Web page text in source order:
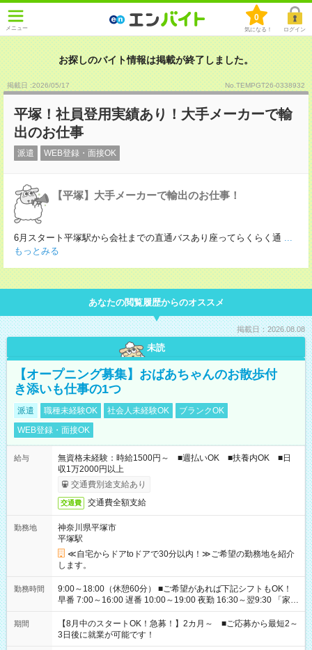
メニュー
0
気になる！ ログイン
お探しのバイト情報は掲載が終了しました。
掲載日 :2026/05/17 No.TEMPGT26-0338932
平塚！社員登用実績あり！大手メーカーで輸
出のお仕事
派遣 WEB登録・面接OK
【平塚】大手メーカーで輸出のお仕事！
6月スタート平塚駅から会社までの直通バスあり座ってらくらく通 ...
もっとみる
あなたの閲覧履歴からのオススメ
掲載日：2026.08.08
未読
【オープニング募集】おばあちゃんのお散歩付
き添いも仕事の1つ
派遣 職種未経験OK 社会人未経験OK
ブランクOK
WEB登録・面接OK
給与
無資格未経験：時給1500円～ ■週払いOK ■扶養内OK ■日
収1万2000円以上
交通費別途支給あり
交通費 交通費全額支給
勤務地
神奈川県平塚市
平塚駅
≪自宅からドアtoドアで30分以内！≫ご希望の勤務地を紹介
します。
勤務時間
9:00～18:00（休憩60分） ■ご希望があれば下記シフトもOK！
早番 7:00～16:00 遅番 10:00～19:00 夜勤 16:30～翌9:30 「家族
と休みを合わせたい」 「余裕を持って夕飯の準備がしたい」
「できれば残業はしたくない」 など、ご希望を教えてください
ね。 ※Wワーク希望の方へ 今ご覧のお仕事で希望する勤務時間
と、もう1つのお仕事の勤務時間。 合計で週40時間を超える場
期間
【8月中のスタートOK！急募！】2カ月～ ■ご応募から最短2～
3日後に就業が可能です！